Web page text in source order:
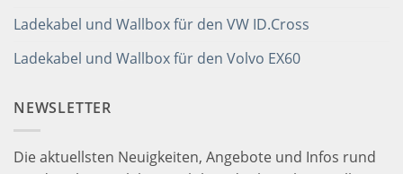
Ladekabel und Wallbox für den VW ID.Cross
Ladekabel und Wallbox für den Volvo EX60
NEWSLETTER
Die aktuellsten Neuigkeiten, Angebote und Infos rund